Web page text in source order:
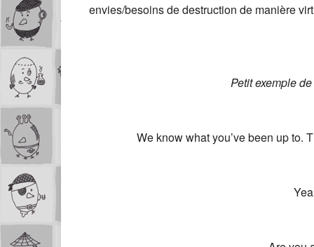
envies/besoins de destruction de manière
Petit exemple
We know what you’ve been up to.